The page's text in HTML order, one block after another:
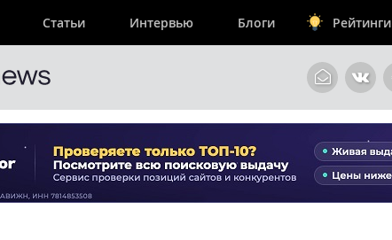
Статьи Интервью Блоги Рейтинги